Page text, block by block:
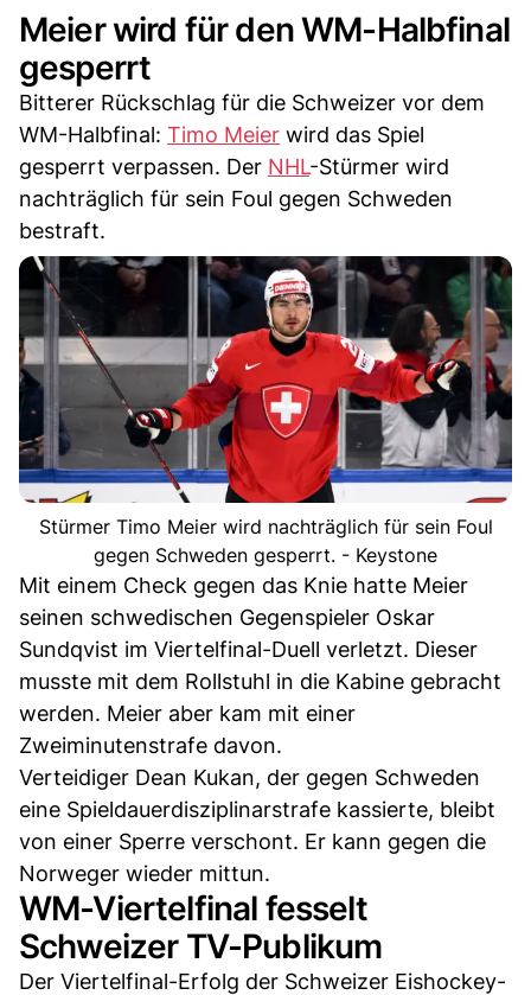
Meier wird für den WM-Halbfinal
gesperrt
Bitterer Rückschlag für die Schweizer vor dem
WM-Halbfinal: Timo Meier wird das Spiel
gesperrt verpassen. Der NHL-Stürmer wird
nachträglich für sein Foul gegen Schweden
bestraft.
Stürmer Timo Meier wird nachträglich für sein Foul
gegen Schweden gesperrt. - Keystone
Mit einem Check gegen das Knie hatte Meier
seinen schwedischen Gegenspieler Oskar
Sundqvist im Viertelfinal-Duell verletzt. Dieser
musste mit dem Rollstuhl in die Kabine gebracht
werden. Meier aber kam mit einer
Zweiminutenstrafe davon.
Verteidiger Dean Kukan, der gegen Schweden
eine Spieldauerdisziplinarstrafe kassierte, bleibt
von einer Sperre verschont. Er kann gegen die
Norweger wieder mittun.
WM-Viertelfinal fesselt
Schweizer TV-Publikum
Der Viertelfinal-Erfolg der Schweizer Eishockey-